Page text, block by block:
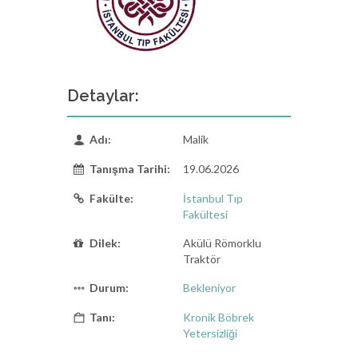
Detaylar:
Adı: Malik
Tanışma Tarihi: 19.06.2026
Fakülte:
İstanbul Tıp
Fakültesi
Dilek:
Akülü Römorklu
Traktör
Durum: Bekleniyor
Tanı:
Kronik Böbrek
Yetersizliği